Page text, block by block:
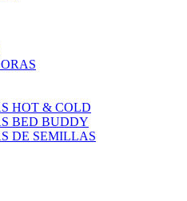
HOT & COLD
BED BUDDY
DE SEMILLAS